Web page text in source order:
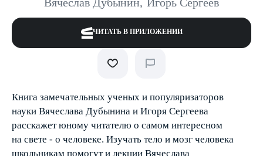
ЧИТАТЬ В ПРИЛОЖЕНИИ
Книга замечательных ученых и популяризаторов
науки Вячеслава Дубынина и Игоря Сергеева
расскажет юному читателю о самом интересном
на свете - о человеке. Изучать тело и мозг человека
школьникам помогут и лекции Вячеслава